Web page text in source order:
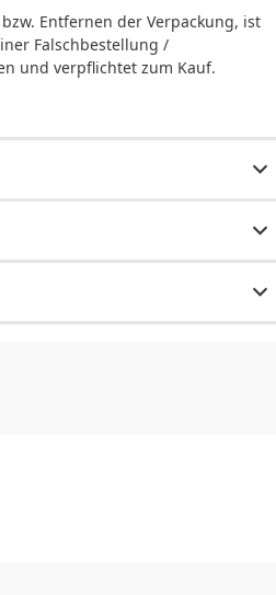
Entfernen der Verpackung, ist
Falschbestellung /
und verpflichtet zum Kauf.